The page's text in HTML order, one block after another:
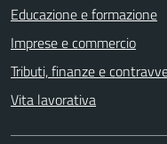
Educazione e formazione
Imprese e commercio
Tributi, finanze e
Vita lavorativa